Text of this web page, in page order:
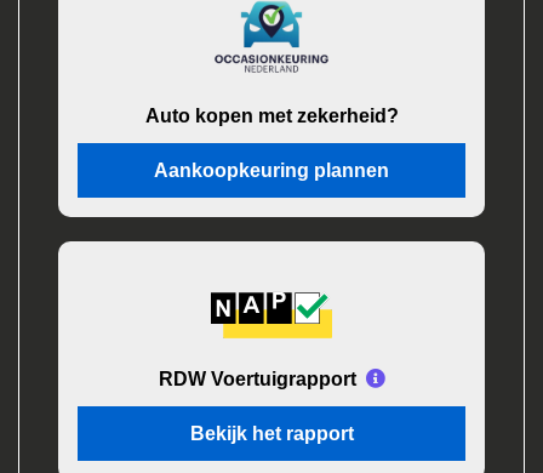
Auto kopen met zekerheid?
Aankoopkeuring plannen
RDW Voertuigrapport
Bekijk het rapport